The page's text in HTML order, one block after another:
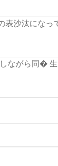
表沙汰になっ
ながら同�